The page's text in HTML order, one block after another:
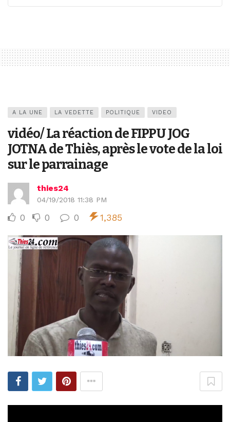
A LA UNE LA VEDETTE POLITIQUE VIDEO
vidéo/ La réaction de FIPPU JOG
JOTNA de Thiès, après le vote de la loi
sur le parrainage
thies24
04/19/2018 11:38 PM
0 0 0 1,385